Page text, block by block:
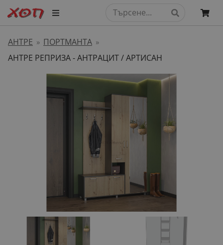
АНТРЕ » ПОРТМАНТА »
АНТРЕ РЕПРИЗА - АНТРАЦИТ / АРТИСАН